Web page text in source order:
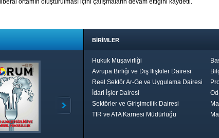
ortamın oluşturulması içini çalışmaların devam ettiğini kaydetti.
BİRİMLER
Hukuk Müşavirliği
Avrupa Birliği ve Dış İlişkiler Dairesi
Reel Sektör Ar-Ge ve Uygulama Dairesi
İdari İşler Dairesi
Sektörler ve Girişimcilik Dairesi
TIR ve ATA Karnesi Müdürlüğü